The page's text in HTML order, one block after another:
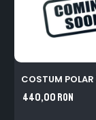
COSTUM POLAR
440,00 RON